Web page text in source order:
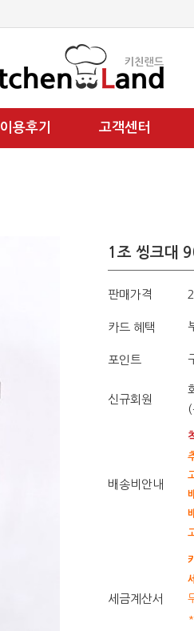
이용후기 고객센터
1조 씽크대
판매가격
카드 혜택
포인트
신규회원
배송비안내
세금계산서